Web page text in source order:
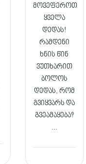
მოვეფეროთ
ყველა
დედას!
რამდენი
ხნის წინ
ვუთხარით
ბოლოს
დედას, რომ
გვიყვარს და
გვეამაყება?​
…